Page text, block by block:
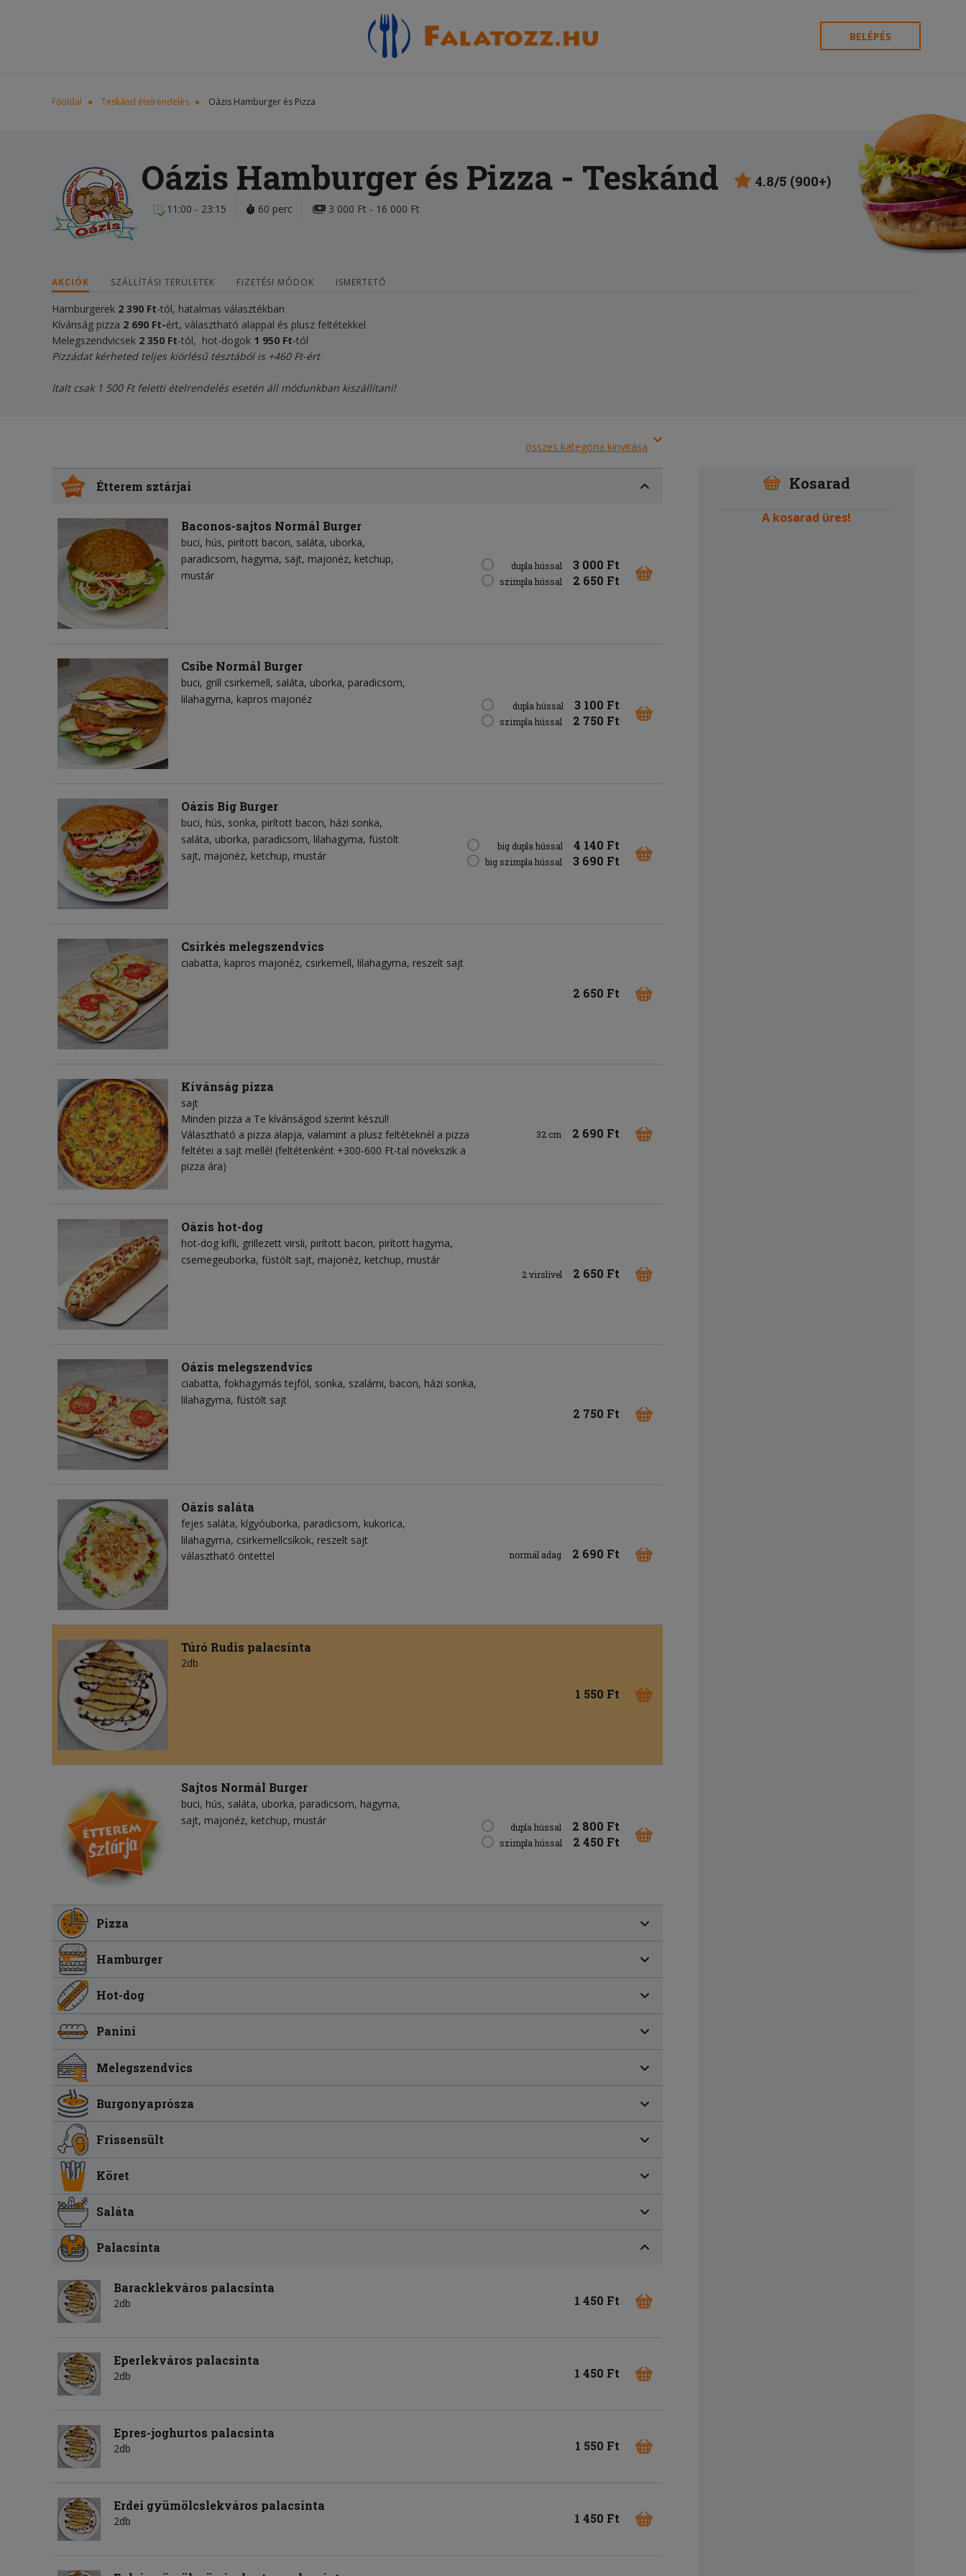
BELÉPÉS
Főoldal Teskánd ételrendelés Oázis Hamburger és Pizza
Oázis Hamburger és Pizza - Teskánd 4.8/5 (900+)
11:00 - 23:15 60 perc 3 000 Ft - 16 000 Ft
AKCIÓK SZÁLLÍTÁSI TERÜLETEK FIZETÉSI MÓDOK ISMERTETŐ
Hamburgerek 2 390 Ft-tól, hatalmas választékban
Kívánság pizza 2 690 Ft-ért, választható alappal és plusz feltétekkel
Melegszendvicsek 2 350 Ft-tól, hot-dogok 1 950 Ft-tól
Pizzádat kérheted teljes kiörlésű tésztából is +460 Ft-ért
Italt csak 1 500 Ft feletti ételrendelés esetén áll módunkban kiszállítani!
összes kategória kinyitása
Étterem sztárjai
Baconos-sajtos Normál Burger
buci hús pirított bacon saláta uborka
paradicsom hagyma sajt majonéz ketchup
mustár
dupla hússal 3 000 Ft
szimpla hússal 2 650 Ft
Csibe Normál Burger
buci grill csirkemell saláta uborka paradicsom
lilahagyma kapros majonéz dupla hússal 3 100 Ft
szimpla hússal 2 750 Ft
Oázis Big Burger
buci hús sonka pirított bacon házi sonka
saláta uborka paradicsom lilahagyma füstölt
sajt majonéz ketchup mustár
big dupla hússal 4 140 Ft
big szimpla hússal 3 690 Ft
Csirkés melegszendvics
ciabatta kapros majonéz csirkemell lilahagyma reszelt sajt
2 650 Ft
Kívánság pizza
sajt
Minden pizza a Te kívánságod szerint készül!
Választható a pizza alapja, valamint a plusz feltéteknél a pizza
feltétei a sajt mellé! (feltétenként +300-600 Ft-tal növekszik a
pizza ára)
32 cm 2 690 Ft
Oázis hot-dog
hot-dog kifli grillezett virsli pirított bacon pirított hagyma
csemegeuborka füstölt sajt majonéz ketchup mustár
2 virslivel 2 650 Ft
Oázis melegszendvics
ciabatta fokhagymás tejföl sonka szalámi bacon házi sonka
lilahagyma füstölt sajt
2 750 Ft
Oázis saláta
fejes saláta kígyóuborka paradicsom kukorica
lilahagyma csirkemellcsíkok reszelt sajt
választható öntettel
normál adag 2 690 Ft
Túró Rudis palacsinta
2db
1 550 Ft
Sajtos Normál Burger
buci hús saláta uborka paradicsom hagyma
sajt majonéz ketchup mustár dupla hússal 2 800 Ft
szimpla hússal 2 450 Ft
Pizza
Hamburger
Hot-dog
Panini
Melegszendvics
Burgonyaprósza
Frissensült
Köret
Saláta
Palacsinta
Baracklekváros palacsinta
2db 1 450 Ft
Eperlekváros palacsinta
2db 1 450 Ft
Epres-joghurtos palacsinta
2db 1 550 Ft
Erdei gyümölcslekváros palacsinta
2db 1 450 Ft
Kosarad
A kosarad üres!